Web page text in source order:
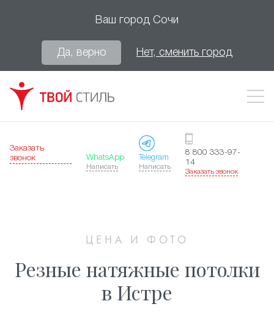
Ваш город Сочи
Да, верно Нет, сменить город
Заказать
звонок
WhatsApp
Написать
Telegram
Написать
8 800 333-97-
14
Заказать звонок
ЦЕНА И ФОТО
Резные натяжные потолки
в Истре